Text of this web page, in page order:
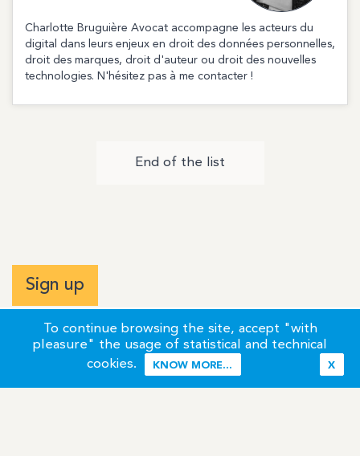
To continue browsing the site, accept "with
pleasure" the usage of statistical and technical
cookies.
X
KNOW MORE...
Charlotte Bruguière Avocat accompagne les acteurs du
digital dans leurs enjeux en droit des données personnelles,
droit des marques, droit d'auteur ou droit des nouvelles
technologies. N'hésitez pas à me contacter !
End of the list
Sign up